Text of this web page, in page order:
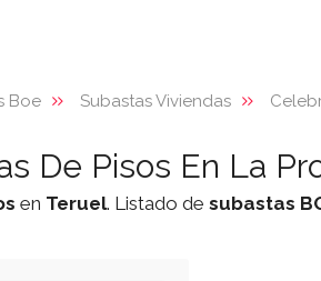
Boe Subastas Viviendas
De Pisos En La
en Teruel. Listado de subastas